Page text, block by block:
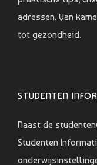
adressen. Van
tot gezondheid.
STUDENTEN
Naast de
Studenten